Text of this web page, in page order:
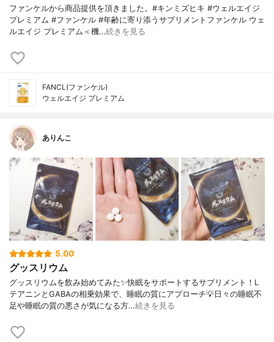
ファンケルから商品提供を頂きました。#キンミズヒキ #ウェルエイジ
プレミアム #ファンケル #年齢に寄り添うサプリメントファンケル ウェ
ルエイジ プレミアム＜機…続きを見る
FANCL(ファンケル)
ウェルエイジ プレミアム
ありんこ
5.00
グッスリウム
グッスリウムを飲み始めてみた✨快眠をサポートするサプリメント！L
テアニンとGABAの相乗効果で、睡眠の質にアプローチ💡日々の睡眠不
足や睡眠の質の悪さが気になる方…続きを見る